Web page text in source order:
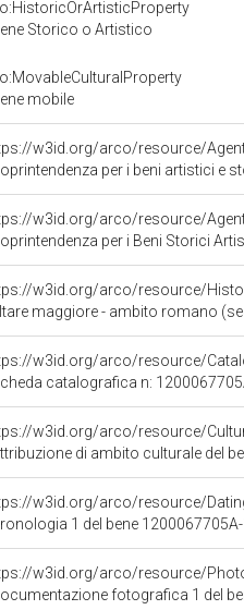
Storico o Artistico
mobile
w3id.org/arco/resource/
per i beni artistici e
w3id.org/arco/resource/
per i Beni Storici
w3id.org/arco/resource/
maggiore - ambito romano
w3id.org/arco/resource/
catalografica n:
w3id.org/arco/resource/
di ambito culturale del
w3id.org/arco/resource/
1 del bene 1200067705A-
w3id.org/arco/resource/
fotografica 1 del